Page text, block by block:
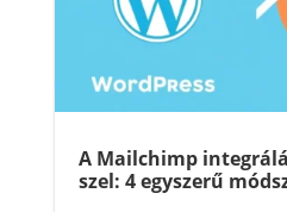
A Mailchimp
szel: 4 egyszerű